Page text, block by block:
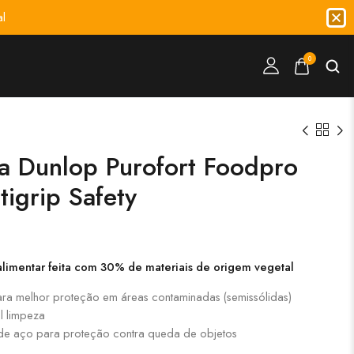
0
Dunlop Purofort Foodpro
Safety
feita com 30% de materiais de origem vegetal
melhor proteção em áreas contaminadas (semissólidas)
limpeza
aço para proteção contra queda de objetos